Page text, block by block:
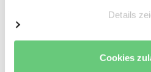
Details
Cookies